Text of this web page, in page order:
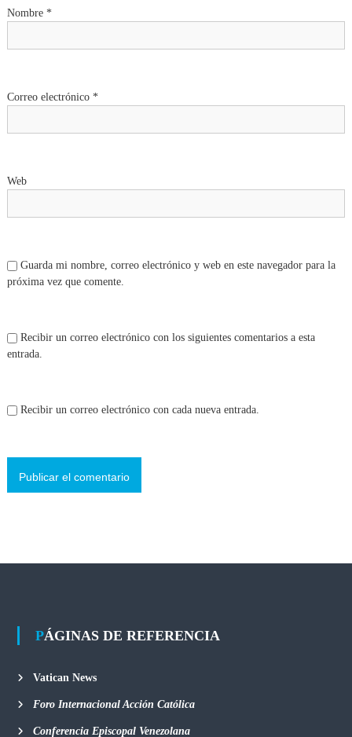
Nombre *
Correo electrónico *
Web
Guarda mi nombre, correo electrónico y web en este navegador para la
próxima vez que comente.
Recibir un correo electrónico con los siguientes comentarios a esta
entrada.
Recibir un correo electrónico con cada nueva entrada.
PÁGINAS DE REFERENCIA
Vatican News
Foro Internacional Acción Católica
Conferencia Episcopal Venezolana